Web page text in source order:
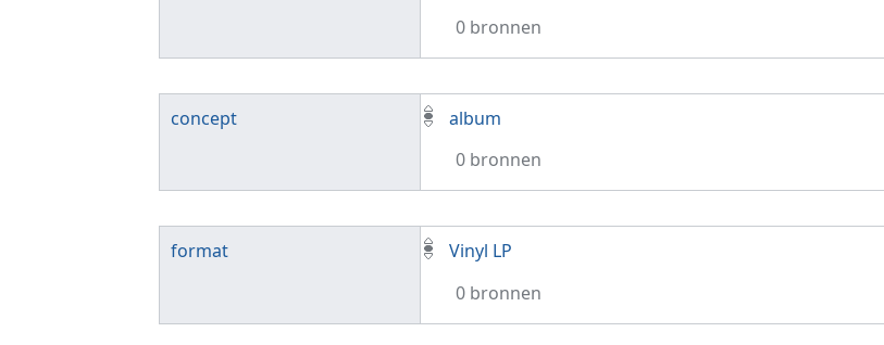
0 bronnen
concept
album
0 bronnen
format
Vinyl LP
0 bronnen